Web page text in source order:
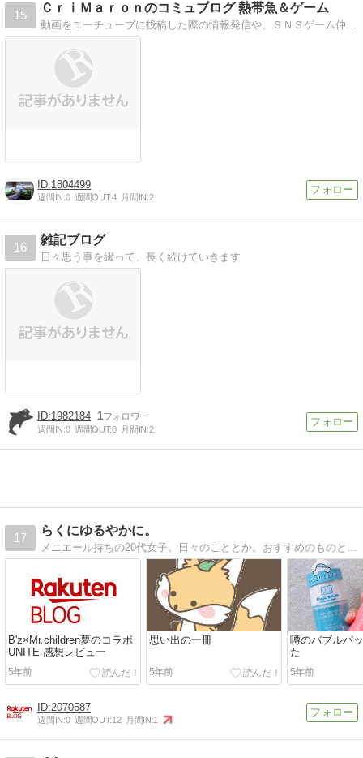
15
ＣｒｉＭａｒｏｎのコミュブログ 熱帯魚＆ゲーム
動画をユーチューブに投稿した際の情報発信や、ＳＮＳゲーム仲間との連絡等にも使用したいと思ってます。
1804499
週間IN:0 週間OUT:4 月間IN:2
16
雑記ブログ
日々思う事を綴って、長く続けていきます
1982184 1
週間IN:0 週間OUT:0 月間IN:2
17
らくにゆるやかに。
メニエール持ちの20代女子。日々のこととか。おすすめのものとか。
B'z×Mr.children夢のコラボ
UNITE 感想レビュー
5年前
思い出の一冊
5年前
噂のバブルパ
た
5年前
2070587
週間IN:0 週間OUT:12 月間IN:1